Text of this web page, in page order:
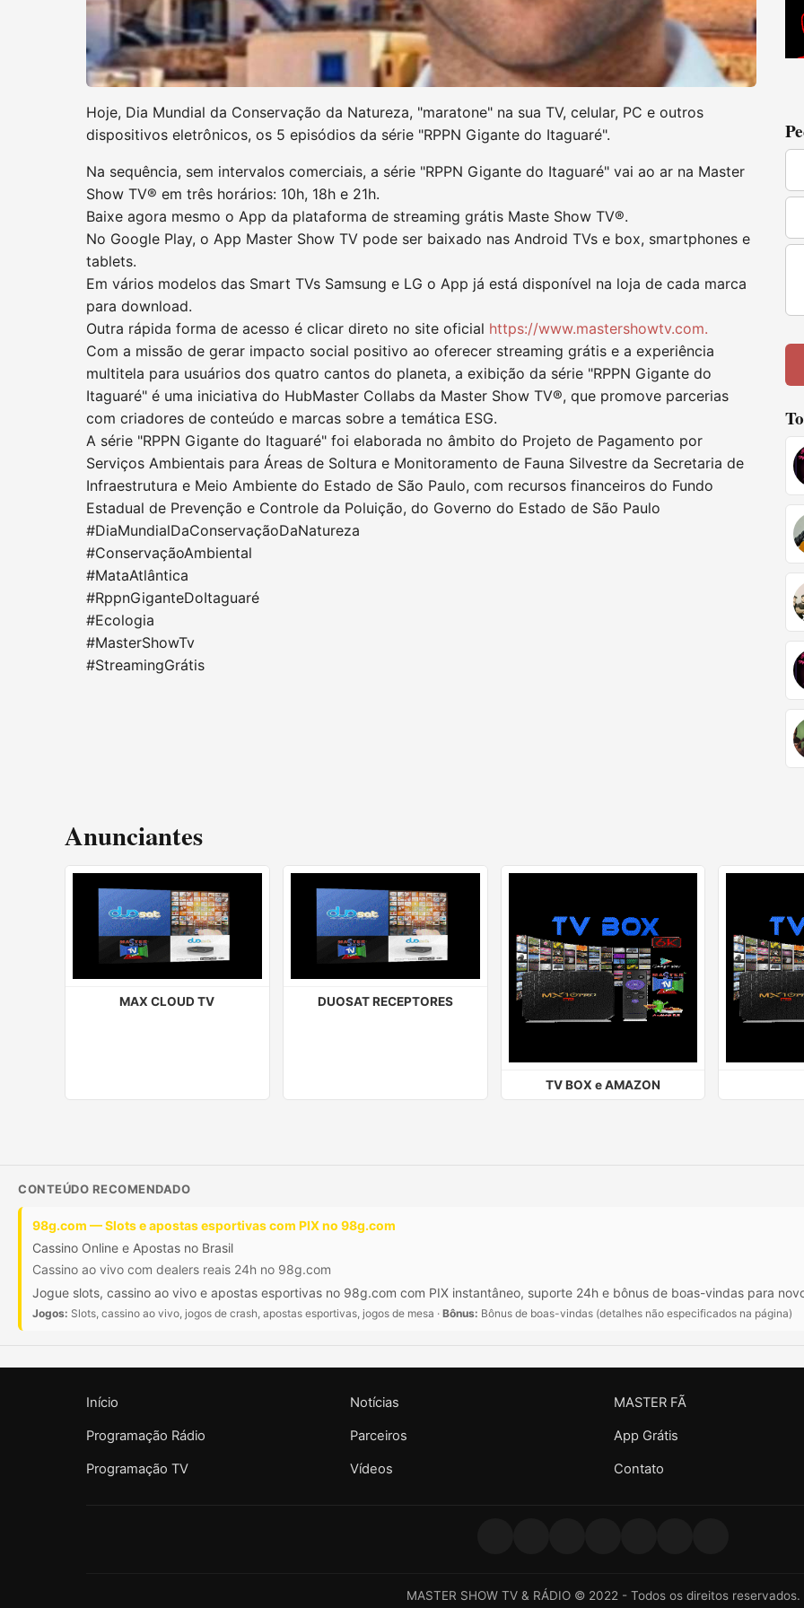
Hoje, Dia Mundial da Conservação da Natureza, "maratone" na sua TV, celular, PC e outros
dispositivos eletrônicos, os 5 episódios da série "RPPN Gigante do Itaguaré".
Na sequência, sem intervalos comerciais, a série "RPPN Gigante do Itaguaré" vai ao ar na Master
Show TV® em três horários: 10h, 18h e 21h.
Baixe agora mesmo o App da plataforma de streaming grátis Maste Show TV®.
No Google Play, o App Master Show TV pode ser baixado nas Android TVs e box, smartphones e
tablets.
Em vários modelos das Smart TVs Samsung e LG o App já está disponível na loja de cada marca
para download.
Outra rápida forma de acesso é clicar direto no site oficial https://www.mastershowtv.com.
Com a missão de gerar impacto social positivo ao oferecer streaming grátis e a experiência
multitela para usuários dos quatro cantos do planeta, a exibição da série "RPPN Gigante do
Itaguaré" é uma iniciativa do HubMaster Collabs da Master Show TV®, que promove parcerias
com criadores de conteúdo e marcas sobre a temática ESG.
A série "RPPN Gigante do Itaguaré" foi elaborada no âmbito do Projeto de Pagamento por
Serviços Ambientais para Áreas de Soltura e Monitoramento de Fauna Silvestre da Secretaria de
Infraestrutura e Meio Ambiente do Estado de São Paulo, com recursos financeiros do Fundo
Estadual de Prevenção e Controle da Poluição, do Governo do Estado de São Paulo
#DiaMundialDaConservaçãoDaNatureza
#ConservaçãoAmbiental
#MataAtlântica
#RppnGiganteDoItaguaré
#Ecologia
#MasterShowTv
#StreamingGrátis
Anunciantes
MAX CLOUD TV DUOSAT RECEPTORES
TV BOX e AMAZON
CONTEÚDO RECOMENDADO
98g.com — Slots e apostas esportivas com PIX no 98g.com
Cassino Online e Apostas no Brasil
Cassino ao vivo com dealers reais 24h no 98g.com
Jogue slots, cassino ao vivo e apostas esportivas no 98g.com com PIX instantâneo, suporte 24h e bônus de boas-vindas para
Jogos: Slots, cassino ao vivo, jogos de crash, apostas esportivas, jogos de mesa · Bônus: Bônus de boas-vindas (detalhes não especificados na página)
Início
Programação Rádio
Programação TV
Notícias
Parceiros
Vídeos
MASTER FÃ
App Grátis
Contato
MASTER SHOW TV & RÁDIO © 2022 - Todos os direitos reservados.